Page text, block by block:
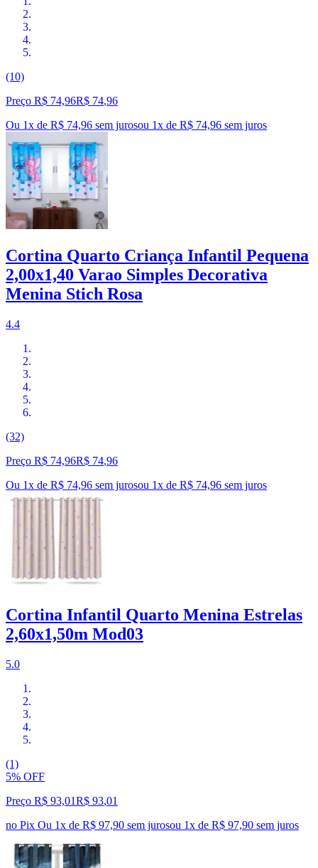
(10)
Preço R$ 74,96R$ 74,96
Ou 1x de R$ 74,96 sem jurosou 1x de R$ 74,96 sem juros
Cortina Quarto Criança Infantil Pequena
2,00x1,40 Varao Simples Decorativa
Menina Stich Rosa
4.4
(32)
Preço R$ 74,96R$ 74,96
Ou 1x de R$ 74,96 sem jurosou 1x de R$ 74,96 sem juros
Cortina Infantil Quarto Menina Estrelas
2,60x1,50m Mod03
5.0
(1)
5% OFF
Preço R$ 93,01R$ 93,01
no Pix Ou 1x de R$ 97,90 sem jurosou 1x de R$ 97,90 sem juros